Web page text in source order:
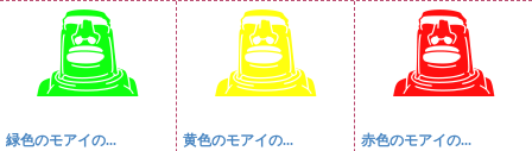
緑色のモアイの... 黄色のモアイの... 赤色のモアイの...